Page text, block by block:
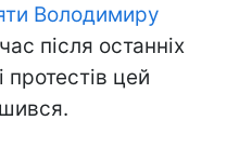
Володимиру
після останніх
протестів цей